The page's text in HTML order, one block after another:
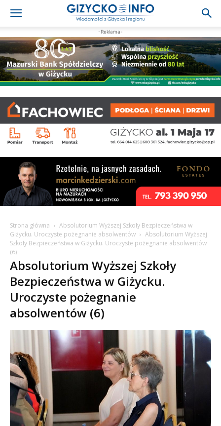
-Reklama-
Strona główna
Absolutorium Wyższej Szkoły Bezpieczeństwa w
Giżycku. Uroczyste pożegnanie absolwentów
Absolutorium Wyższej
Szkoły Bezpieczeństwa w Giżycku. Uroczyste pożegnanie absolwentów
(6)
Absolutorium Wyższej Szkoły
Bezpieczeństwa w Giżycku.
Uroczyste pożegnanie
absolwentów (6)